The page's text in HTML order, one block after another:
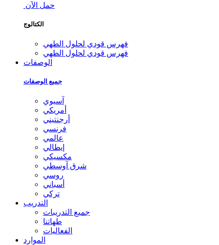
حمل الآن
الكتالوج
فهرس قودي لحلول الطهي
فهرس قودي لحلول الطهي
الوصفات
جميع الوصفات
آسيوي
أمريكي
أرجنتيني
فرنسي
عالمي
إيطالي
مكسيكي
شرق آوسطي
روسي
أسباني
تركي
التدريب
جميع التدريبات
طهاتنا
الفعاليات
الموارد